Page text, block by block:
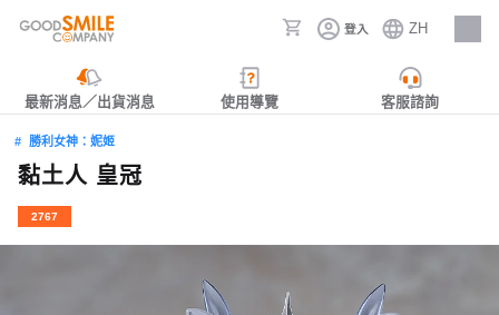
登入 ZH
人才招募
最新消息／出貨消息 使用導覽 客服諮詢
勝利女神：妮姬
黏土人 皇冠
2767